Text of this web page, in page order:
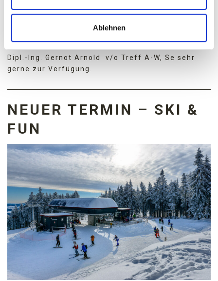
Ablehnen
um 19:30 Uhr.
Dipl.-Ing. Gernot Arnold v/o Treff A-W, Se sehr
gerne zur Verfügung.
NEUER TERMIN – SKI &
FUN